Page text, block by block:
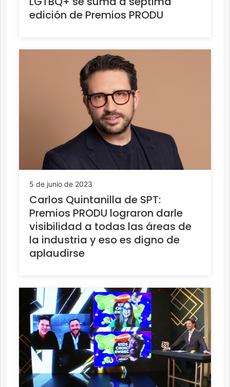
edición de Premios PRODU
5 de junio de 2023
Carlos Quintanilla de SPT:
Premios PRODU lograron darle
visibilidad a todas las áreas de
la industria y eso es digno de
aplaudirse